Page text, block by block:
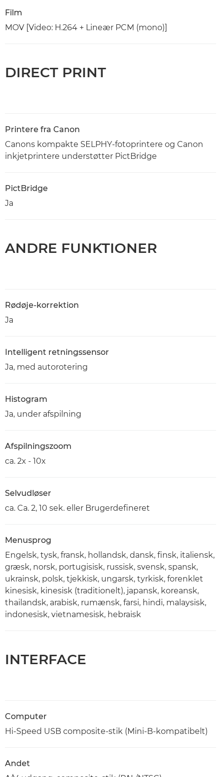
Film
MOV [Video: H.264 + Lineær PCM (mono)]
DIRECT PRINT
Printere fra Canon
Canons kompakte SELPHY-fotoprintere og Canon
inkjetprintere understøtter PictBridge
PictBridge
Ja
ANDRE FUNKTIONER
Rødøje-korrektion
Ja
Intelligent retningssensor
Ja, med autorotering
Histogram
Ja, under afspilning
Afspilningszoom
ca. 2x - 10x
Selvudløser
ca. Ca. 2, 10 sek. eller Brugerdefineret
Menusprog
Engelsk, tysk, fransk, hollandsk, dansk, finsk, italiensk,
græsk, norsk, portugisisk, russisk, svensk, spansk,
ukrainsk, polsk, tjekkisk, ungarsk, tyrkisk, forenklet
kinesisk, kinesisk (traditionelt), japansk, koreansk,
thailandsk, arabisk, rumænsk, farsi, hindi, malaysisk,
indonesisk, vietnamesisk, hebraisk
INTERFACE
Computer
Hi-Speed USB composite-stik (Mini-B-kompatibelt)
Andet